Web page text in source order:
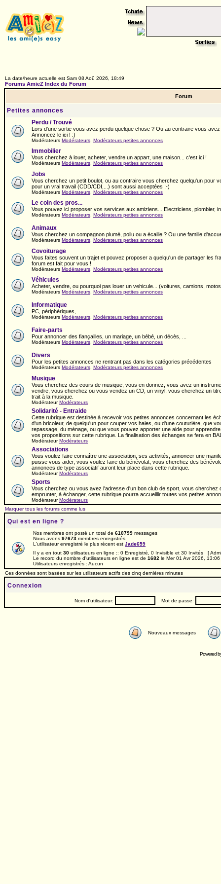
La date/heure actuelle est Sam 08 Aoû 2026, 18:49
Forums AmieZ Index du Forum
Forum
Petites annonces
Perdu / Trouvé
Lors d'une sortie vous avez perdu quelque chose ? Ou au contraire vous
Annoncez le ici ! :)
Modérateurs Modérateurs Modérateurs petites annonces
Immobilier
Vous cherchez à louer, acheter, vendre un appart, une maison... c'est ici !
Modérateurs Modérateurs Modérateurs petites annonces
Jobs
Vous cherchez un petit boulot, ou au contraire vous cherchez quelqu'un pour
pour un vrai travail (CDD/CDI,...) sont aussi acceptées ;-)
Modérateurs Modérateurs Modérateurs petites annonces
Le coin des pros...
Vous pouvez ici proposer vos services aux amiziens... Electriciens, plombier,
Modérateurs Modérateurs Modérateurs petites annonces
Animaux
Vous cherchez un compagnon plumé, poilu ou a écaille ? Ou une famille
Modérateurs Modérateurs Modérateurs petites annonces
Covoiturage
Vous faites souvent un trajet et pouvez proposer a quelqu'un de partager les
forum est fait pour vous !
Modérateurs Modérateurs Modérateurs petites annonces
Véhicules
Acheter, vendre, ou pourquoi pas louer un vehicule... (voitures, camions,
Modérateurs Modérateurs Modérateurs petites annonces
Informatique
PC, périphériques, ...
Modérateurs Modérateurs Modérateurs petites annonces
Faire-parts
Pour annoncer des fiançailles, un mariage, un bébé, un décès, ...
Modérateurs Modérateurs Modérateurs petites annonces
Divers
Pour les petites annonces ne rentrant pas dans les catégories précédentes
Modérateurs Modérateurs Modérateurs petites annonces
Musique
Vous cherchez des cours de musique, vous en donnez, vous avez un
vendre, vous cherchez ou vous vendez un CD, un vinyl, vous cherchez un
trait à la musique.
ModérateurModérateurs
Solidarité - Entraide
Cette rubrique est destinée à recevoir vos petites annonces concernant les
d'un bricoleur, de quelqu'un pour couper vos haies, ou d'une couturière, que
repassage, du ménage, ou que vous pouvez apporter une aide pour
vos propositions sur cette rubrique. La finalisation des échanges se fera en
ModérateurModérateurs
Associations
Vous voulez faire connaître une association, ses activités, annoncer une
puisse vous aider, vous voulez faire du bénévolat, vous cherchez des
annonces de type associatif auront leur place dans cette rubrique.
ModérateurModérateurs
Sports
Vous cherchez ou vous avez l'adresse d'un bon club de sport, vous cherchez
emprunter, à échanger, cette rubrique pourra accueillir toutes vos petites
ModérateurModérateurs
Marquer tous les forums comme lus
Qui est en ligne ?
Nos membres ont posté un total de 610799 messages
Nous avons 97673 membres enregistrés
L'utilisateur enregistré le plus récent est Jade659
Il y a en tout 30 utilisateurs en ligne :: 0 Enregistré, 0 Invisible et 30 Invités [
Le record du nombre d'utilisateurs en ligne est de 1682 le Mer 01 Avr 2026, 13:06
Utilisateurs enregistrés : Aucun
Ces données sont basées sur les utilisateurs actifs des cinq dernières minutes
Connexion
Nom d'utilisateur: Mot de passe:
Nouveaux messages
Powered